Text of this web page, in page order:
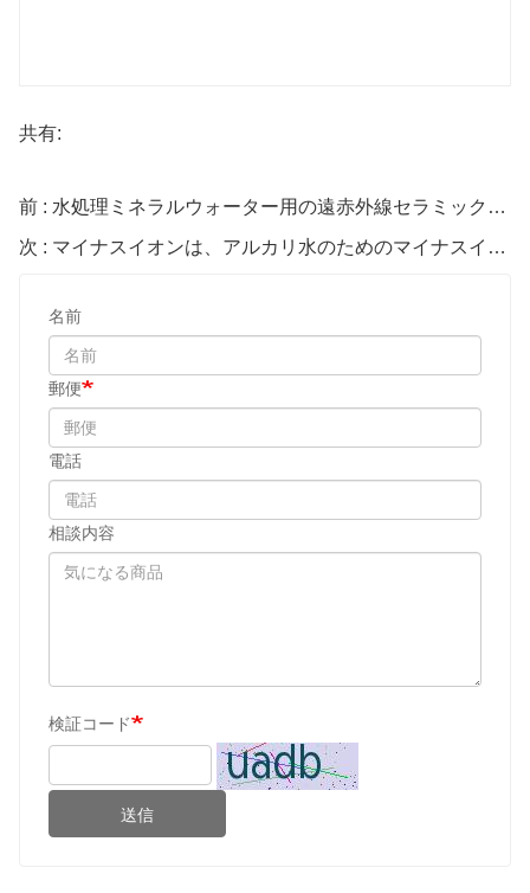
共有:
前 : 水処理ミネラルウォーター用の遠赤外線セラミックボール
次 : マイナスイオンは、アルカリ水のためのマイナスイオンファー赤外線ボールとビーズ
名前
郵便
電話
相談内容
検証コード
送信